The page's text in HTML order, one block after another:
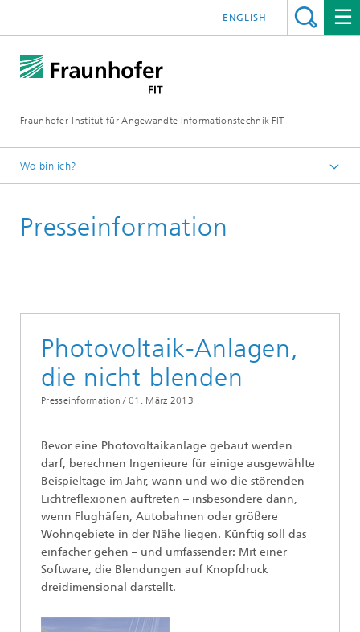
Fraunhofer-Institut für Angewandte Informationstechnik FIT
ENGLISH
Wo bin ich?
Presseinformation
Photovoltaik-Anlagen,
die nicht blenden
Presseinformation / 01. März 2013
Bevor eine Photovoltaikanlage gebaut werden
darf, berechnen Ingenieure für einige ausgewählte
Beispieltage im Jahr, wann und wo die störenden
Lichtreflexionen auftreten – insbesondere dann,
wenn Flughäfen, Autobahnen oder größere
Wohngebiete in der Nähe liegen. Künftig soll das
einfacher gehen – und umfassender: Mit einer
Software, die Blendungen auf Knopfdruck
dreidimensional darstellt.